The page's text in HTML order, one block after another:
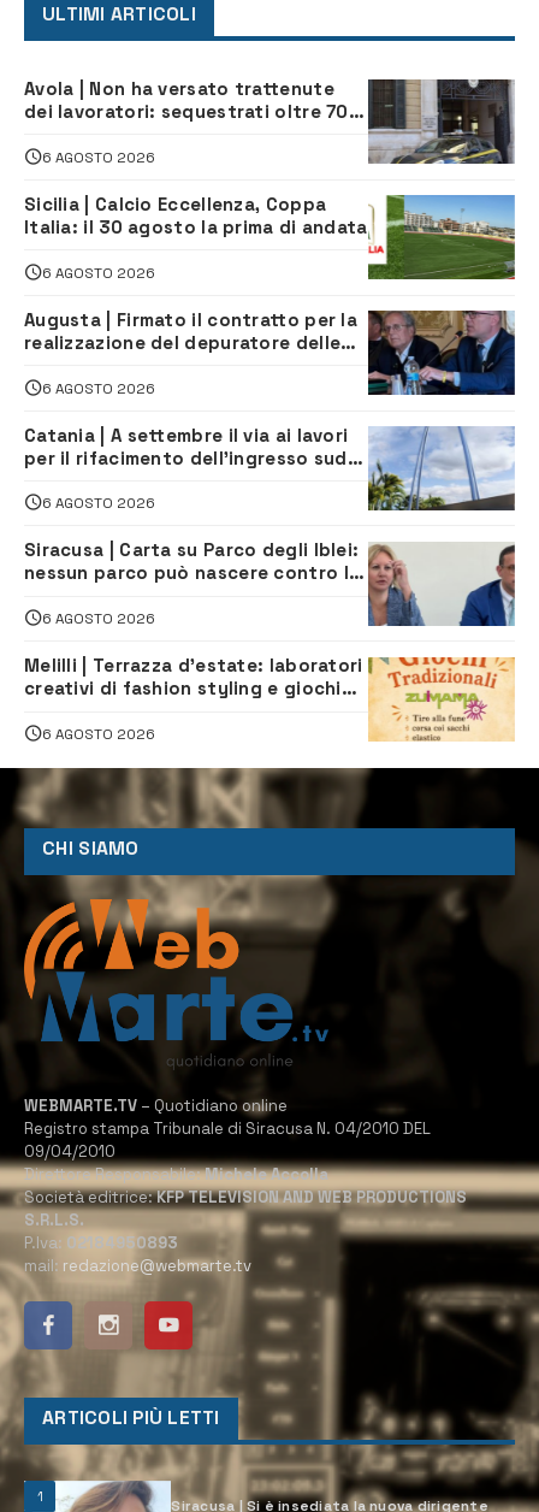
ULTIMI ARTICOLI
Avola | Non ha versato trattenute
dei lavoratori: sequestrati oltre 700
climatizzazione
6 AGOSTO 2026
Sicilia | Calcio Eccellenza, Coppa
Italia: il 30 agosto la prima di andata
6 AGOSTO 2026
Augusta | Firmato il contratto per la
realizzazione del depuratore delle
6 AGOSTO 2026
Catania | A settembre il via ai lavori
per il rifacimento dell’ingresso sud
6 AGOSTO 2026
Siracusa | Carta su Parco degli Iblei:
nessun parco può nascere contro le
6 AGOSTO 2026
Melilli | Terrazza d’estate: laboratori
creativi di fashion styling e giochi
iscriversi
6 AGOSTO 2026
CHI SIAMO
WEBMARTE.TV – Quotidiano online
Registro stampa Tribunale di Siracusa N. 04/2010 DEL
09/04/2010
Direttore Responsabile:Michele Accolla
Società editrice:KFP TELEVISION AND WEB PRODUCTIONS
S.R.L.S.
P.Iva: 02184950893
mail: redazione@webmarte.tv
ARTICOLI PIÙ LETTI
1
Siracusa | Si è insediata la nuova dirigente